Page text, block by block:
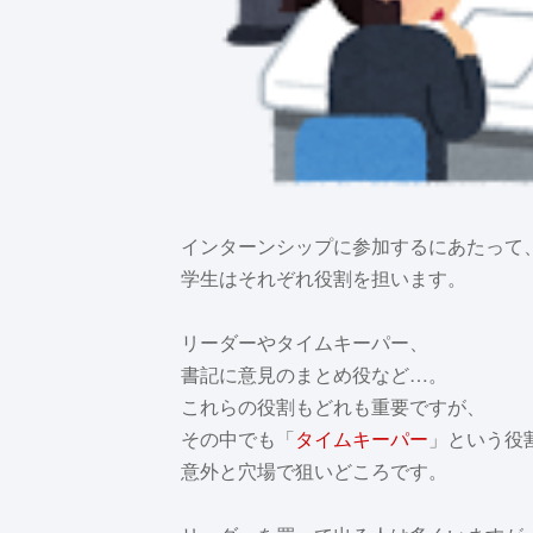
インターンシップに参加するにあたって
学生はそれぞれ役割を担います。
リーダーやタイムキーパー、
書記に意見のまとめ役など…。
これらの役割もどれも重要ですが、
その中でも「タイムキーパー 」という役
意外と穴場で狙いどころです。